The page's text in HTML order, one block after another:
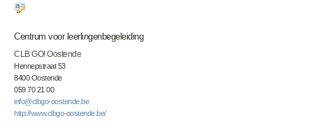
Centrum voor leerlingenbegeleiding
CLB GO! Oostende
Hennepstraat 53
8400 Oostende
059 70 21 00
info@clbgo-oostende.be
http://www.clbgo-oostende.be/